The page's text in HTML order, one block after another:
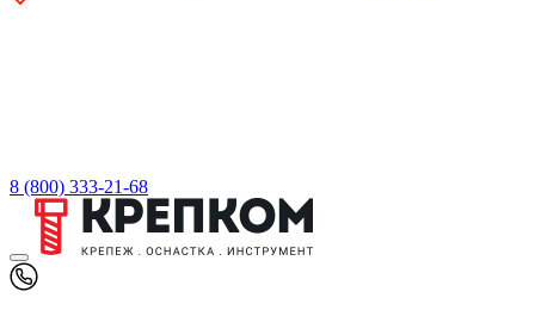
8 (800) 333-21-68